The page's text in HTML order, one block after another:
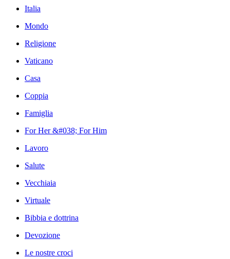
Italia
Mondo
Religione
Vaticano
Casa
Coppia
Famiglia
For Her &#038; For Him
Lavoro
Salute
Vecchiaia
Virtuale
Bibbia e dottrina
Devozione
Le nostre croci